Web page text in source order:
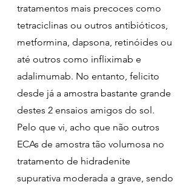
tratamentos mais precoces como
tetraciclinas ou outros antibióticos,
metformina, dapsona, retinóides ou
até outros como infliximab e
adalimumab. No entanto, felicito
desde já a amostra bastante grande
destes 2 ensaios amigos do sol.
Pelo que vi, acho que não outros
ECAs de amostra tão volumosa no
tratamento de hidradenite
supurativa moderada a grave, sendo